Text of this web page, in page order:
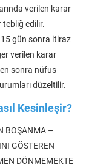
verilen karar
tebliğ edilir.
gün sonra itiraz
verilen karar
sonra nüfus
düzeltilir.
Kesinleşir?
BOŞANMA –
GÖSTEREN
DÖNMEMEKTE